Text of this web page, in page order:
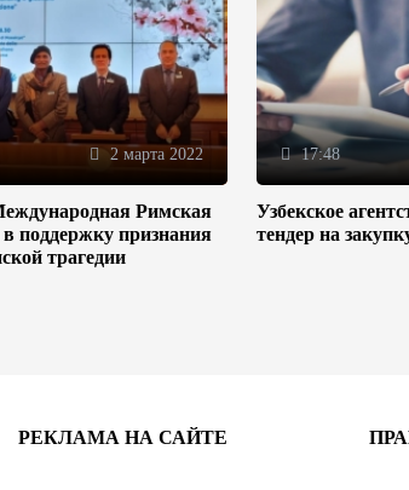
2 марта 2022
Римская
поддержку признания
трагедии
17:48
Узбекское
тендер на
РЕКЛАМА НА САЙТЕ